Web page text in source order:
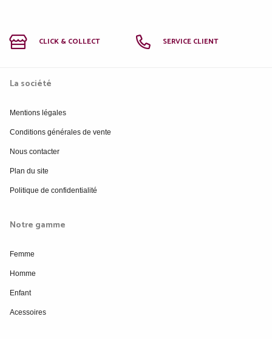
CLICK & COLLECT SERVICE CLIENT
La société
Mentions légales
Conditions générales de vente
Nous contacter
Plan du site
Politique de confidentialité
Notre gamme
Femme
Homme
Enfant
Acessoires